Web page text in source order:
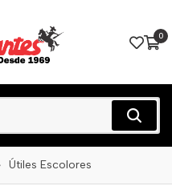
0
Útiles Escolores